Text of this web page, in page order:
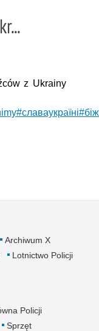
z Ukrainy
#славаукраїні
Archiwum X
Lotnictwo Policji
Policji
Sprzęt